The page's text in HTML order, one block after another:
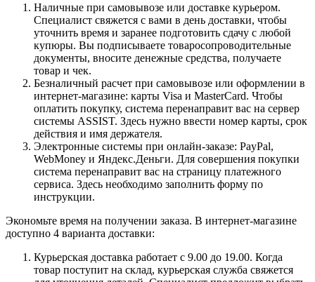
Наличные при самовывозе или доставке курьером.
Специалист свяжется с вами в день доставки, чтобы
уточнить время и заранее подготовить сдачу с любой
купюры. Вы подписываете товаросопроводительные
документы, вносите денежные средства, получаете
товар и чек.
Безналичный расчет при самовывозе или оформлении в
интернет-магазине: карты Visa и MasterCard. Чтобы
оплатить покупку, система перенаправит вас на сервер
системы ASSIST. Здесь нужно ввести номер карты, срок
действия и имя держателя.
Электронные системы при онлайн-заказе: PayPal,
WebMoney и Яндекс.Деньги. Для совершения покупки
система перенаправит вас на страницу платежного
сервиса. Здесь необходимо заполнить форму по
инструкции.
Экономьте время на получении заказа. В интернет-магазине
доступно 4 варианта доставки:
Курьерская доставка работает с 9.00 до 19.00. Когда
товар поступит на склад, курьерская служба свяжется